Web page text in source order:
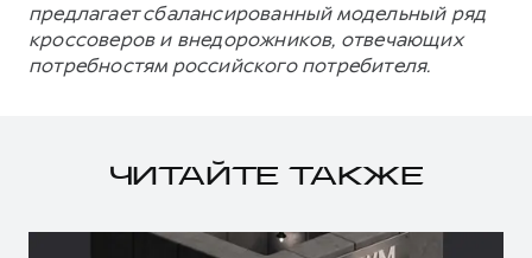
предлагает сбалансированный модельный ряд
кроссоверов и внедорожников, отвечающих
потребностям российского потребителя.
ЧИТАЙТЕ ТАКЖЕ